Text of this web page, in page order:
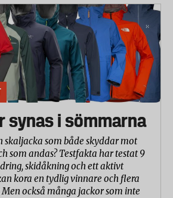
synas i sömmarna
skaljacka som både skyddar mot
som andas? Testfakta har testat 9
skidåkning och ett aktivt
kora en tydlig vinnare och flera
också många jackor som inte